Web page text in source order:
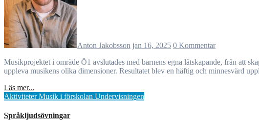
Anton Jakobsson jan 16, 2025 0 Kommentar
Musikprojektet i område Ö1 avslutades med barnens egna låtskapande, från att skapa melodier med färgkoder till att spela in i studio. Genom pedagogisk vägledning fick barnen använda sin kreativitet och
uppleva musikens olika dimensioner. Resultatet blev en häftig och minnesvärd
Läs mer...
AktiviteterMusik i förskolan Undervisningen
Språkljudsövningar